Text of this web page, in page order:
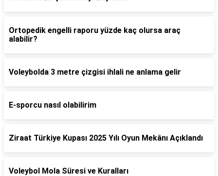
Ortopedik engelli raporu yüzde kaç olursa araç
alabilir?
Voleybolda 3 metre çizgisi ihlali ne anlama gelir
E-sporcu nasıl olabilirim
Ziraat Türkiye Kupası 2025 Yılı Oyun Mekânı Açıklandı
Voleybol Mola Süresi ve Kuralları